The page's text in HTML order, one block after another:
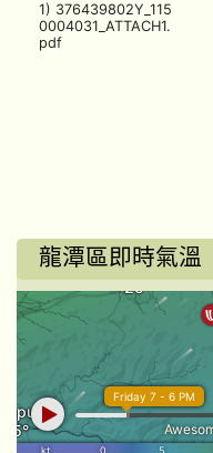
1) 376439802Y_115
0004031_ATTACH1.
pdf
龍潭區即時氣溫